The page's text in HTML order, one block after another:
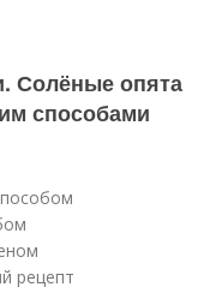
Солёные опята
способами
рецепт